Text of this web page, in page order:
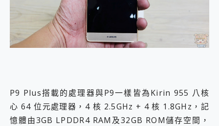
P9 Plus搭載的處理器與P9一樣皆為Kirin 955 八核
心 64 位元處理器，4 核 2.5GHz + 4 核 1.8GHz，記
憶體由3GB LPDDR4 RAM及32GB ROM儲存空間，